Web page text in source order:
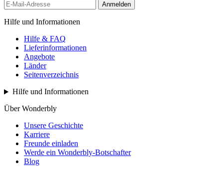
Anmelden
Hilfe und Informationen
Hilfe & FAQ
Lieferinformationen
Angebote
Länder
Seitenverzeichnis
Hilfe und Informationen
Über Wonderbly
Unsere Geschichte
Karriere
Freunde einladen
Werde ein Wonderbly-Botschafter
Blog